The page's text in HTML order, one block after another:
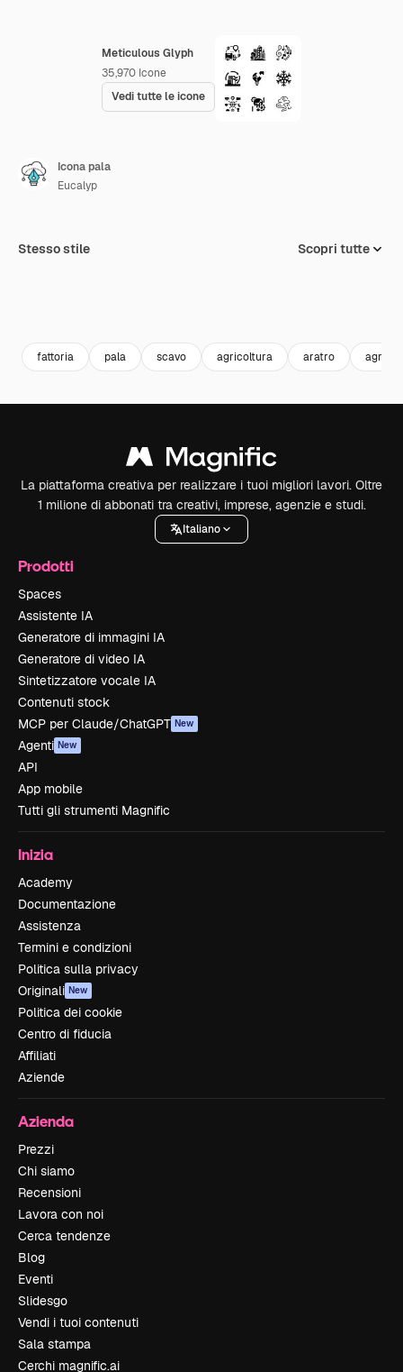
Meticulous Glyph
35,970 Icone
Vedi tutte le icone
Icona pala
Eucalyp
Stesso stile Scopri tutte
fattoria pala scavo agricoltura aratro
La piattaforma creativa per realizzare i tuoi migliori lavori. Oltre
1 milione di abbonati tra creativi, imprese, agenzie e studi.
Italiano
Prodotti
Spaces
Assistente IA
Generatore di immagini IA
Generatore di video IA
Sintetizzatore vocale IA
Contenuti stock
MCP per Claude/ChatGPT New
Agenti New
API
App mobile
Tutti gli strumenti Magnific
Inizia
Academy
Documentazione
Assistenza
Termini e condizioni
Politica sulla privacy
Originali New
Politica dei cookie
Centro di fiducia
Affiliati
Aziende
Azienda
Prezzi
Chi siamo
Recensioni
Lavora con noi
Cerca tendenze
Blog
Eventi
Slidesgo
Vendi i tuoi contenuti
Sala stampa
Cerchi magnific.ai